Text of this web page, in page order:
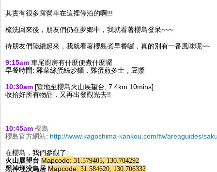
其實有很多露營車在這裡停泊的啊!!!
梳洗回來後，朋友們仍在夢鄉中，我就看著櫻島發呆~~~
待朋友們陸續起來，我就看著櫻島煮早餐囉，真的別有一番風味呢~~
9:15am 車尾廚房有什麼便煮什麼囉
早餐時間: 雜菜絲蛋絲炒麵，雞蛋煎多士，豆漿
10:30am [營地至櫻島火山展望台 , 7.4km 10mins]
收拾好所有物品，又再出發觀光去!!
10:45am 櫻島
櫻島官方網站: http://www.kagoshima-kankou.com/tw/areaguides/
在櫻島，我們參觀了:
火山展望台 Mapcode: 31.579405, 130.704292
黑神埋没鳥居 Mapcode: 31.584620, 130.706332